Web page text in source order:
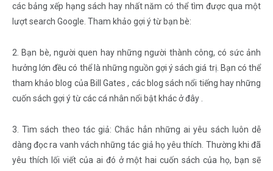
các bảng xếp hạng sách hay nhất năm có thể tìm được qua một
lượt search Google. Tham khảo gợi ý từ bạn bè:
2. Bạn bè, người quen hay những người thành công, có sức ảnh
hưởng lớn đều có thể là những nguồn gợi ý sách giá trị. Bạn có thể
tham khảo blog của Bill Gates , các blog sách nổi tiếng hay những
cuốn sách gợi ý từ các cá nhân nổi bật khác ở đây .
3. Tìm sách theo tác giả: Chắc hẳn những ai yêu sách luôn dễ
dàng đọc ra vanh vách những tác giả họ yêu thích. Thường khi đã
yêu thích lối viết của ai đó ở một hai cuốn sách của họ, bạn sẽ